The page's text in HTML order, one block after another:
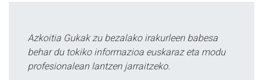
Azkoitia Gukak zu bezalako irakurleen babesa
behar du tokiko informazioa euskaraz eta modu
profesionalean lantzen jarraitzeko.